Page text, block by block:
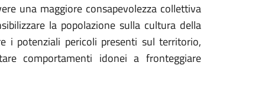
una maggiore consapevolezza collettiva
la popolazione sulla cultura della
i potenziali pericoli presenti sul territorio,
comportamenti idonei a fronteggiare